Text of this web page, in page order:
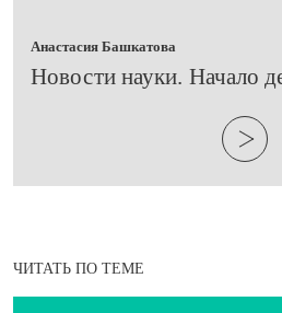
Анастасия Башкатова
Новости науки. Начало
ЧИТАТЬ ПО ТЕМЕ